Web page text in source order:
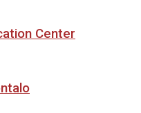
Center